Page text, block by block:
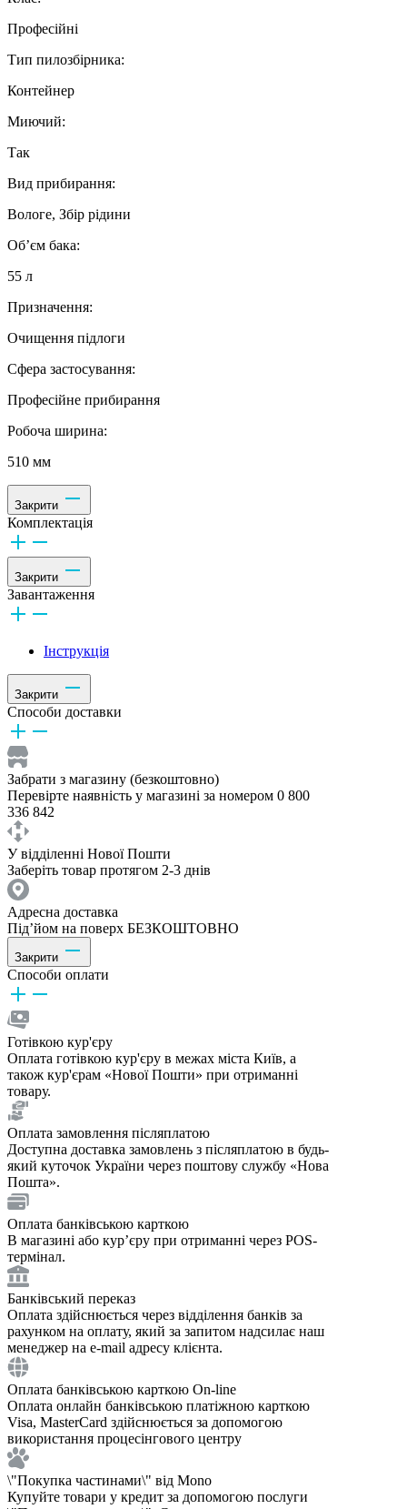
Професійні
Тип пилозбірника:
Контейнер
Миючий:
Так
Вид прибирання:
Вологе, Збір рідини
Об’єм бака:
55 л
Призначення:
Очищення підлоги
Сфера застосування:
Професійне прибирання
Робоча ширина:
510 мм
Закрити
Комплектація
Закрити
Завантаження
Інструкція
Закрити
Способи доставки
Забрати з магазину (безкоштовно)
Перевірте наявність у магазині за номером 0 800
336 842
У відділенні Нової Пошти
Заберіть товар протягом 2-3 днів
Адресна доставка
Під’йом на поверх БЕЗКОШТОВНО
Закрити
Способи оплати
Готівкою кур'єру
Оплата готівкою кур'єру в межах міста Київ, а
також кур'єрам «Нової Пошти» при отриманні
товару.
Оплата замовлення післяплатою
Доступна доставка замовлень з післяплатою в будь-
який куточок України через поштову службу «Нова
Пошта».
Оплата банківською карткою
В магазині або курʼєру при отриманні через POS-
термінал.
Банківський переказ
Оплата здійснюється через відділення банків за
рахунком на оплату, який за запитом надсилає наш
менеджер на e-mail адресу клієнта.
Оплата банківською карткою On-line
Оплата онлайн банківською платіжною карткою
Visa, MasterCard здійснюється за допомогою
використання процесінгового центру
\"Покупка частинами\" від Mono
Купуйте товари у кредит за допомогою послуги